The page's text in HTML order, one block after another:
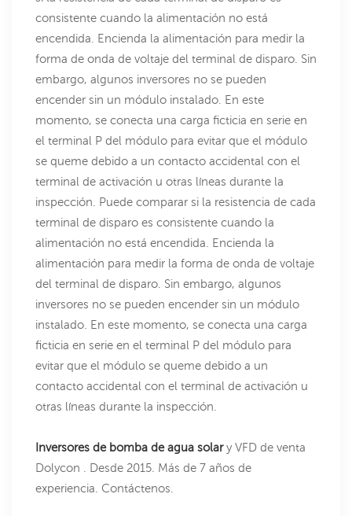
consistente cuando la alimentación no está
encendida. Encienda la alimentación para medir la
forma de onda de voltaje del terminal de disparo. Sin
embargo, algunos inversores no se pueden
encender sin un módulo instalado. En este
momento, se conecta una carga ficticia en serie en
el terminal P del módulo para evitar que el módulo
se queme debido a un contacto accidental con el
terminal de activación u otras líneas durante la
inspección. Puede comparar si la resistencia de cada
terminal de disparo es consistente cuando la
alimentación no está encendida. Encienda la
alimentación para medir la forma de onda de voltaje
del terminal de disparo. Sin embargo, algunos
inversores no se pueden encender sin un módulo
instalado. En este momento, se conecta una carga
ficticia en serie en el terminal P del módulo para
evitar que el módulo se queme debido a un
contacto accidental con el terminal de activación u
otras líneas durante la inspección.
Inversores de bomba de agua solary VFD de venta
Dolycon . Desde 2015. Más de 7 años de
experiencia. Contáctenos.